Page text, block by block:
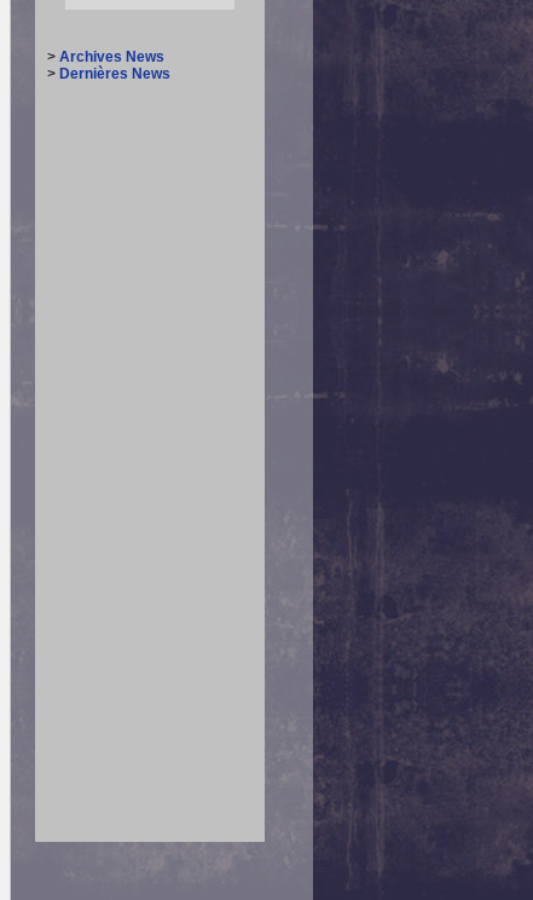
> Archives News
> Dernières News